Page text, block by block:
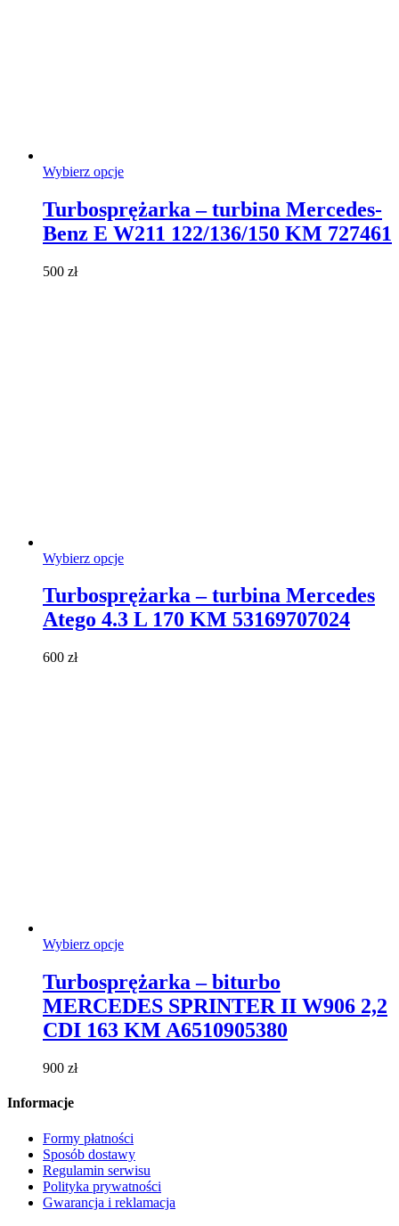
Wybierz opcjeTen
wiele
wariantów.
Turbosprężarka – turbina Mercedes-
Benz E W211 122/136/150 KM 727461
500 zł
Wybierz opcjeTen
ma
wiele
wariantów.
Turbosprężarka – turbina Mercedes
Atego 4.3 L 170 KM 53169707024
600 zł
Wybierz opcjeTen
wiele
wariantów.
Opcje
można
Turbosprężarka – biturbo
MERCEDES SPRINTER II W906 2,2
CDI 163 KM A6510905380
900 zł
Informacje
Formy płatności
Sposób dostawy
Regulamin serwisu
Polityka prywatności
Gwarancja i reklamacja